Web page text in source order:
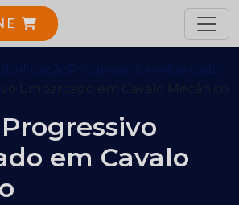
Progressivo embarcado
Embarcado em Cavalo Mecânico
em Cavalo